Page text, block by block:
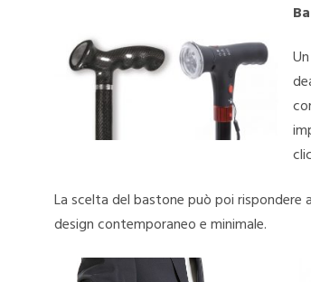
La scelta del bastone può poi
design contemporaneo e minimale.